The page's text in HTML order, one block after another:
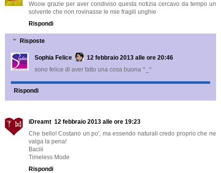
Woow grazie per aver condiviso questa notizia cercavo da tempo un
solvente che non rovinasse le mie fragili unghie
Rispondi
Risposte
Sophia Felice
12 febbraio 2013 alle ore 20:46
sono felice di aver fatto una cosa buona ^_^
Rispondi
iDreamt 12 febbraio 2013 alle ore 19:23
Che bello! Costano un po', ma essendo naturali credo proprio che ne
valga la pena!
Baciii
Timeless Mode
Rispondi